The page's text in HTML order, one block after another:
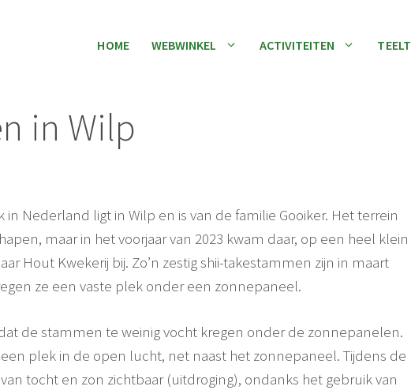
HOME WEBWINKEL ACTIVITEITEN TEELT
in Wilp
Nederland ligt in Wilp en is van de familie Gooiker. Het terrein
maar in het voorjaar van 2023 kwam daar, op een heel klein
Hout Kwekerij bij. Zo’n zestig shii-takestammen zijn in maart
ze een vaste plek onder een zonnepaneel.
de stammen te weinig vocht kregen onder de zonnepanelen.
plek in de open lucht, net naast het zonnepaneel. Tijdens de
tocht en zon zichtbaar (uitdroging), ondanks het gebruik van